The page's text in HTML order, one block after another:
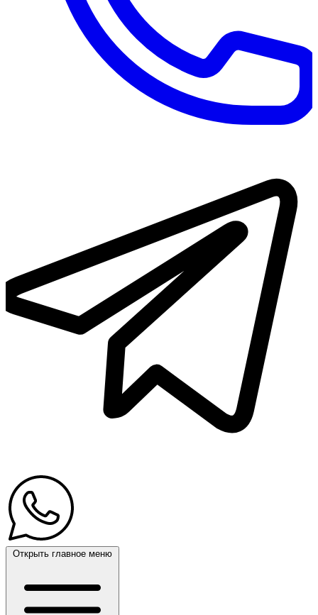
Открыть главное меню